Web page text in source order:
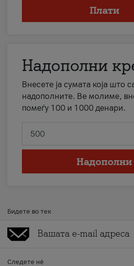
Плати
Надополни
Внесете ја сумата која што
надополните. Ве молиме,
помеѓу 100 и 1000 денари.
Надополни
Бидете во тек
Следете нè